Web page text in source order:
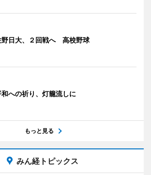
野日大、２回戦へ 高校野球
和への祈り、灯籠流しに
もっと見る
みん経トピックス